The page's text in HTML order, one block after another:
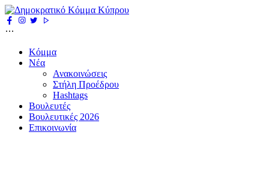
Κόμμα
Νέα
Ανακοινώσεις
Στήλη Προέδρου
Hashtags
Βουλευτές
Βουλευτικές 2026
Επικοινωνία